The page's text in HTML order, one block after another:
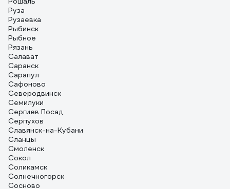
Руза
Рузаевка
Рыбинск
Рыбное
Рязань
Салават
Саранск
Сарапул
Сафоново
Северодвинск
Семилуки
Сергиев Посад
Серпухов
Славянск-на-Кубани
Сланцы
Смоленск
Сокол
Соликамск
Солнечногорск
Сосново